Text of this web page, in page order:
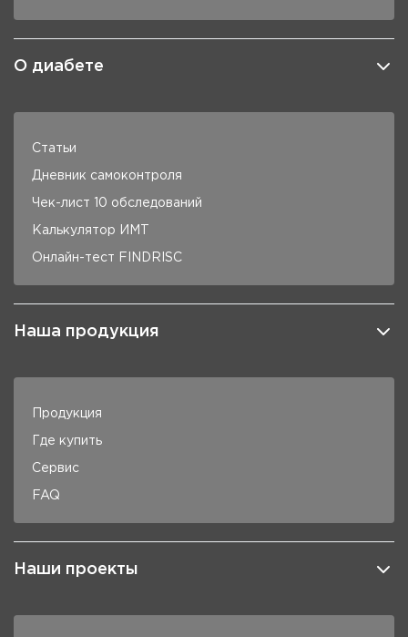
О диабете
Статьи
Дневник самоконтроля
Чек-лист 10 обследований
Калькулятор ИМТ
Онлайн-тест FINDRISC
Наша продукция
Продукция
Где купить
Сервис
FAQ
Наши проекты